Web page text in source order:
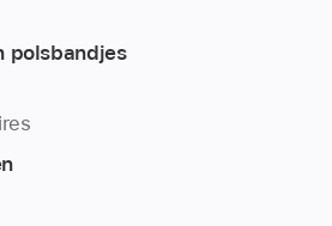
polsbandjes